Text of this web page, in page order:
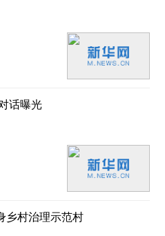
话曝光
乡村治理示范村